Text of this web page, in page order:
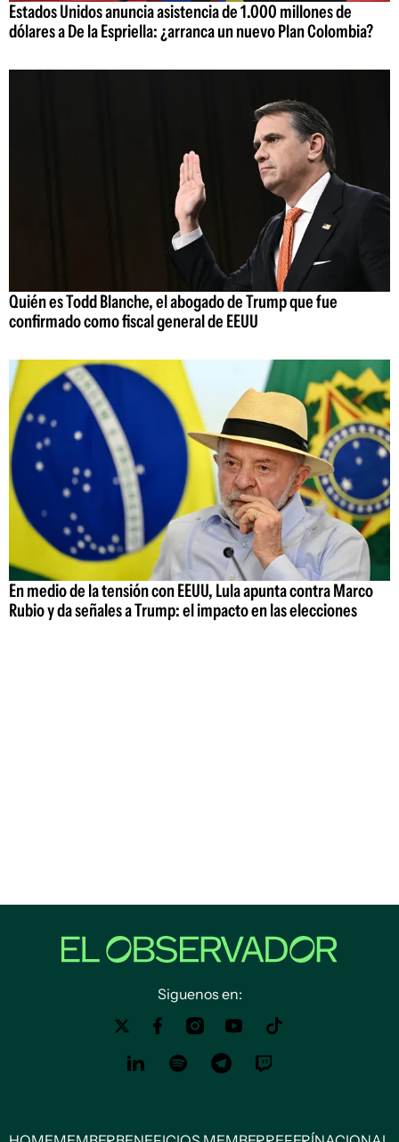
Estados Unidos anuncia asistencia de 1.000 millones de
dólares a De la Espriella: ¿arranca un nuevo Plan Colombia?
Quién es Todd Blanche, el abogado de Trump que fue
confirmado como fiscal general de EEUU
En medio de la tensión con EEUU, Lula apunta contra Marco
Rubio y da señales a Trump: el impacto en las elecciones
Siguenos en: